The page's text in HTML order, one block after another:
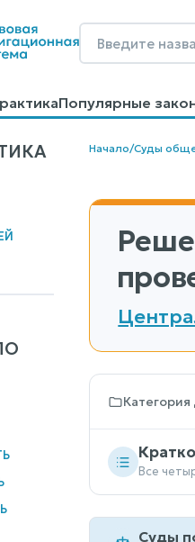
Популярные
материалы
Начало/Суды
Категория
Все
Суды